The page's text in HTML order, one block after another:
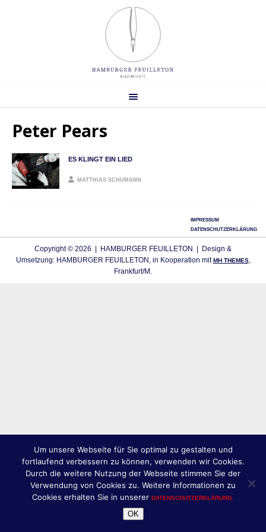
Peter Pears
ES KLINGT EIN LIED
MATTHIAS SCHUMANN
IMPRESSUM
DATENSCHUTZERKLÄRUNG
Copyright © 2026 | HAMBURGER FEUILLETON | Design &
Umsetzung: HAMBURGER FEUILLETON, in Kooperation mitMH THEMES,
Frankfurt/M.
Um unsere Webseite für Sie optimal zu gestalten und
fortlaufend verbessern zu können, verwenden wir Cookies.
Durch die weitere Nutzung der Webseite stimmen Sie der
Verwendung von Cookies zu. Weitere Informationen zu
Cookies erhalten Sie in unserer DATENSCHUTZERKLÄRUNG.
OK